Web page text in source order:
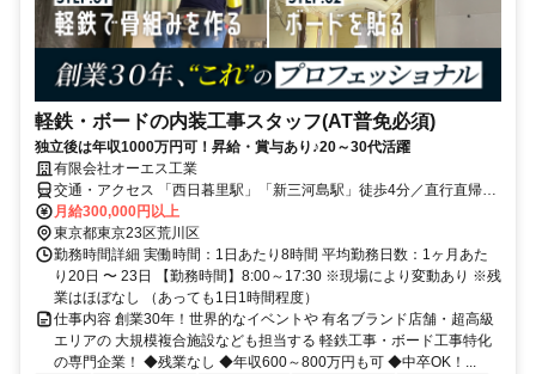
軽鉄・ボードの内装工事スタッフ(AT普免必須)
独立後は年収1000万円可！昇給・賞与あり♪20～30代活躍
有限会社オーエス工業
交通・アクセス 「西日暮里駅」「新三河島駅」徒歩4分／直行直帰
OK！(現場による)
月給300,000円以上
東京都東京23区荒川区
勤務時間詳細 実働時間：1日あたり8時間 平均勤務日数：1ヶ月あた
り20日 〜 23日 【勤務時間】8:00～17:30 ※現場により変動あり ※残
業はほぼなし （あっても1日1時間程度）
仕事内容 創業30年！世界的なイベントや 有名ブランド店舗・超高級
エリアの 大規模複合施設なども担当する 軽鉄工事・ボード工事特化
の専門企業！ ◆残業なし ◆年収600～800万円も可 ◆中卒OK！...